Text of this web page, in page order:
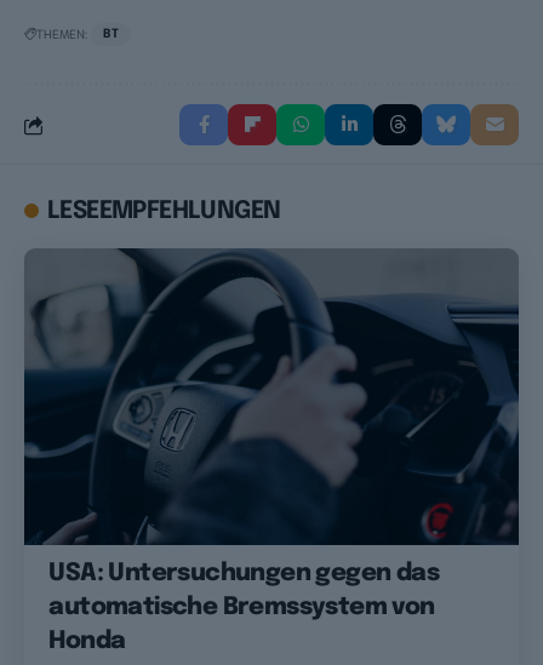
THEMEN: BT
LESEEMPFEHLUNGEN
USA: Untersuchungen gegen das
automatische Bremssystem von
Honda